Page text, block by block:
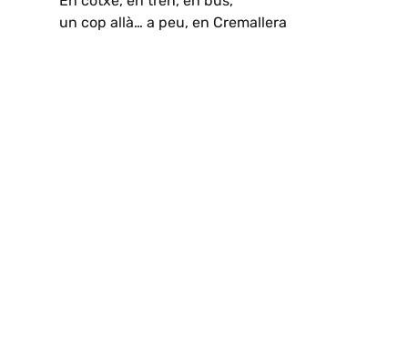
un cop allà… a peu, en Cremallera